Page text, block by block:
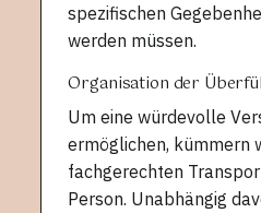
spezifischen
werden müssen.
Organisation der
Um eine würdevolle
ermöglichen, kümmern
fachgerechten
Person. Unabhängig